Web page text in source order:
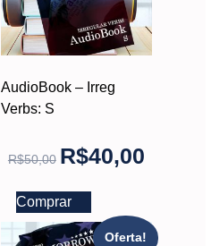
AudioBook – Irreg
Verbs: S
R$50,00 R$40,00
Comprar
Oferta!